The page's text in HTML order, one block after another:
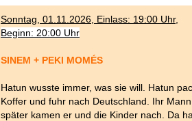
Sonntag, 01.11.2026, Einlass: 19:00 Uhr,
Beginn: 20:00 Uhr
SINEM + PEKI MOMÉS
Hatun wusste immer, was sie will. Hatun
Koffer und fuhr nach Deutschland. Ihr
später kamen er und die Kinder nach. Da